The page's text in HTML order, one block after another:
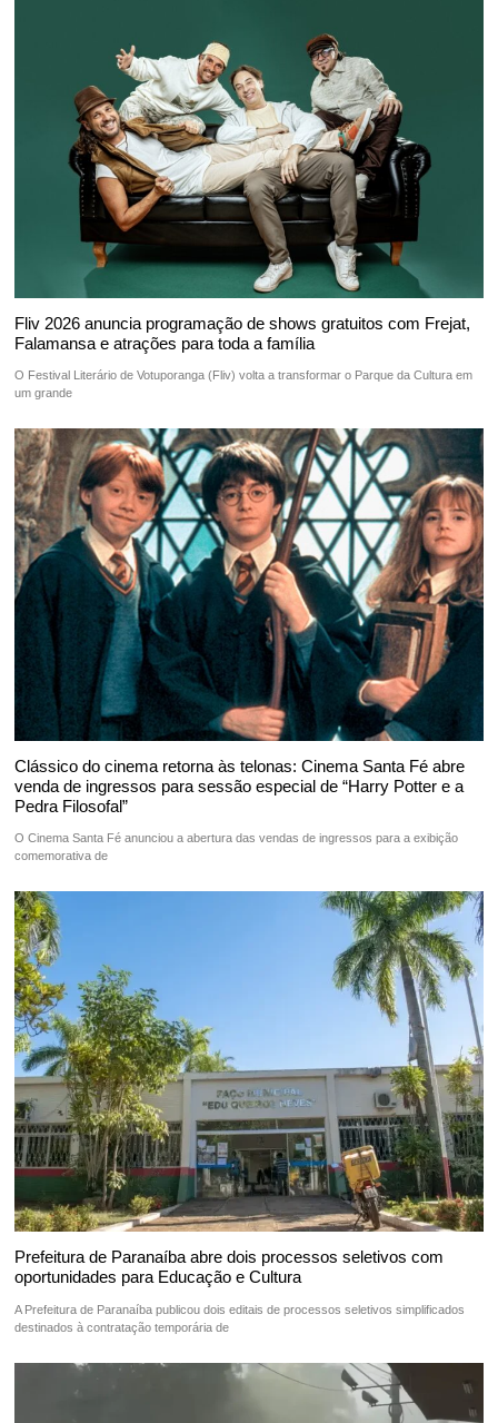
Fliv 2026 anuncia programação de shows gratuitos com Frejat,
Falamansa e atrações para toda a família
O Festival Literário de Votuporanga (Fliv) volta a transformar o Parque da Cultura em
um grande
Clássico do cinema retorna às telonas: Cinema Santa Fé abre
venda de ingressos para sessão especial de “Harry Potter e a
Pedra Filosofal”
O Cinema Santa Fé anunciou a abertura das vendas de ingressos para a exibição
comemorativa de
Prefeitura de Paranaíba abre dois processos seletivos com
oportunidades para Educação e Cultura
A Prefeitura de Paranaíba publicou dois editais de processos seletivos simplificados
destinados à contratação temporária de